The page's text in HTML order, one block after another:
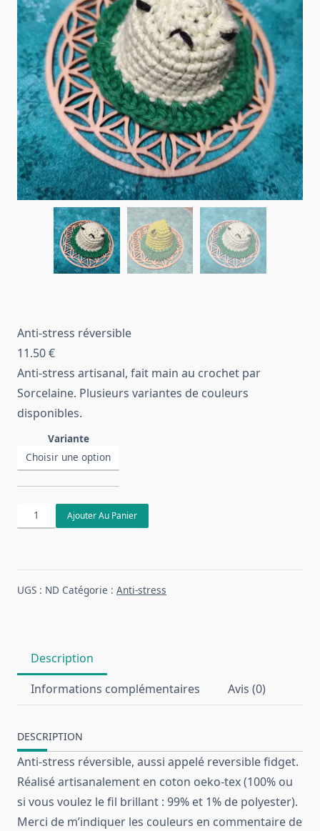
Anti-stress réversible
11.50€
Anti-stress artisanal, fait main au crochet par
Sorcelaine. Plusieurs variantes de couleurs
disponibles.
Variante
quantité
Ajouter Au Panier
UGS : ND Catégorie : Anti-stress
Description
Informations complémentaires
Avis (0)
DESCRIPTION
Anti-stress réversible, aussi appelé reversible fidget.
Réalisé artisanalement en coton oeko-tex (100% ou
si vous voulez le fil brillant : 99% et 1% de polyester).
Merci de m’indiquer les couleurs en commentaire de